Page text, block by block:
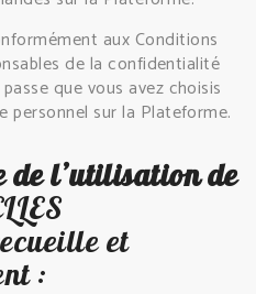
aux Conditions
de la confidentialité
que vous avez choisis
sur la Plateforme.
de l’utilisation de
et
: